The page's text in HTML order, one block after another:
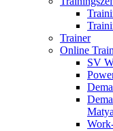
Trainer
Online
SV